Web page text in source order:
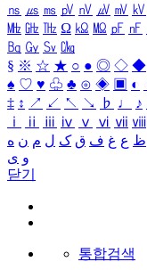
㎱ ㎲ ㎳ ㎴ ㎵ ㎶ ㎷ ㎸
㎒ ㎓ ㎔ Ω ㏀ ㏁ ㎊ ㎋
㏃ ㏉ ㏜ ㏆
§ ※ ☆ ★ ○ ● ◎ ◇ ◆
♠ ♡ ♥ ♧ ♣ ⊙ ◈ ▣ ◐
‡ ↕ ↗ ↙ ↖ ↘ ♭ ♩ ♪
ⅰ
ⅱ ⅲ ⅳ ⅴ ⅵ ⅶ ⅷ
ظ ع غ ف ق ک ل م ن ه
و ی
닫기
통합검색